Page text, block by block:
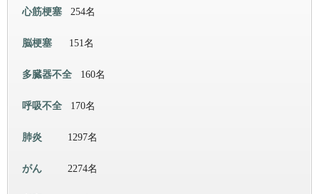
心筋梗塞 254名
脳梗塞 151名
多臓器不全 160名
呼吸不全 170名
肺炎 1297名
がん 2274名